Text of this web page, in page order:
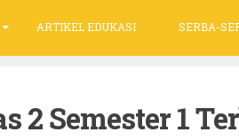
ARTIKEL EDUKASI SERBA-
2 Semester 1